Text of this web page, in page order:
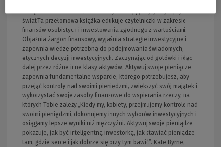
świat.Ta przełomowa książka edukuje czytelniczki w zakresie
finansów osobistych i inwestowania zgodnego z wartościami.
Objaśnia żargon finansowy, wyjaśnia strategie inwestycyjne i
zapewnia wiedzę potrzebną do podejmowania świadomych,
etycznych decyzji inwestycyjnych. Zaczynając od gotówki i idąc
dalej przez różne inne klasy aktywów, Aktywuj swoje pieniądze
zapewnia fundamentalne wsparcie, którego potrzebujesz, aby
przejąć kontrolę nad swoimi pieniędzmi, zwiększyć swój majątek i
wykorzystać swoje zasoby finansowe do wspierania rzeczy, na
których Tobie zależy.„Kiedy my, kobiety, przejmujemy kontrolę nad
swoimi pieniędzmi, dokonujemy innych wyborów inwestycyjnych i
osiągamy lepsze wyniki niż mężczyźni. Aktywuj swoje pieniądze
pokazuje, jak być inteligentną inwestorką, jak stawiać pieniądze
tam, gdzie serce i jak dobrze się przy tym bawić”. Kate Byrne,